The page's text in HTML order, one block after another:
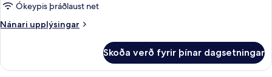
Ókeypis þráðlaust net
Nánari upplýsingar
Nánari
herbergi
Skoða verð fyrir þínar dagsetningar